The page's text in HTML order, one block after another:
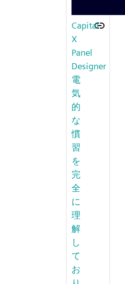
Capital
X
Panel
Designer
電
気
的
な
慣
習
を
完
全
に
理
解
し
て
お